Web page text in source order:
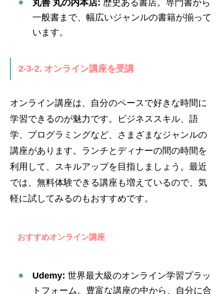
丸善 丸の内本店: 歴史ある書店。専門書から
一般書まで、幅広いジャンルの書籍が揃って
います。
2-3-2. オンライン講座を受講
オンライン講座は、自分のペースで好きな時間に
学習できるのが魅力です。ビジネススキル、語
学、プログラミングなど、さまざまなジャンルの
講座があります。ランチとディナーの間の時間を
利用して、スキルアップを目指しましょう。最近
では、無料体験できる講座も増えているので、気
軽に試してみるのもおすすめです。
おすすめオンライン講座
Udemy: 世界最大級のオンライン学習プラッ
トフォーム。豊富な講座の中から、自分に合